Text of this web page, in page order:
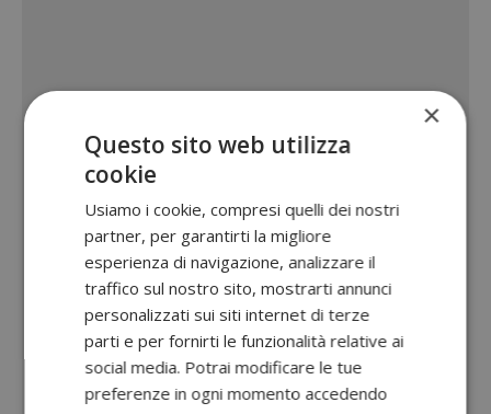
×
Questo sito web utilizza
cookie
Usiamo i cookie, compresi quelli dei nostri
partner, per garantirti la migliore
esperienza di navigazione, analizzare il
traffico sul nostro sito, mostrarti annunci
personalizzati sui siti internet di terze
parti e per fornirti le funzionalità relative ai
social media. Potrai modificare le tue
preferenze in ogni momento accedendo